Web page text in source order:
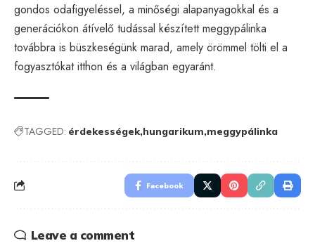
gondos odafigyeléssel, a minőségi alapanyagokkal és a
generációkon átívelő tudással készített meggypálinka
továbbra is büszkeségünk marad, amely örömmel tölti el a
fogyasztókat itthon és a világban egyaránt.
TAGGED: érdekességek hungarikum meggypálinka
Facebook
Leave a comment